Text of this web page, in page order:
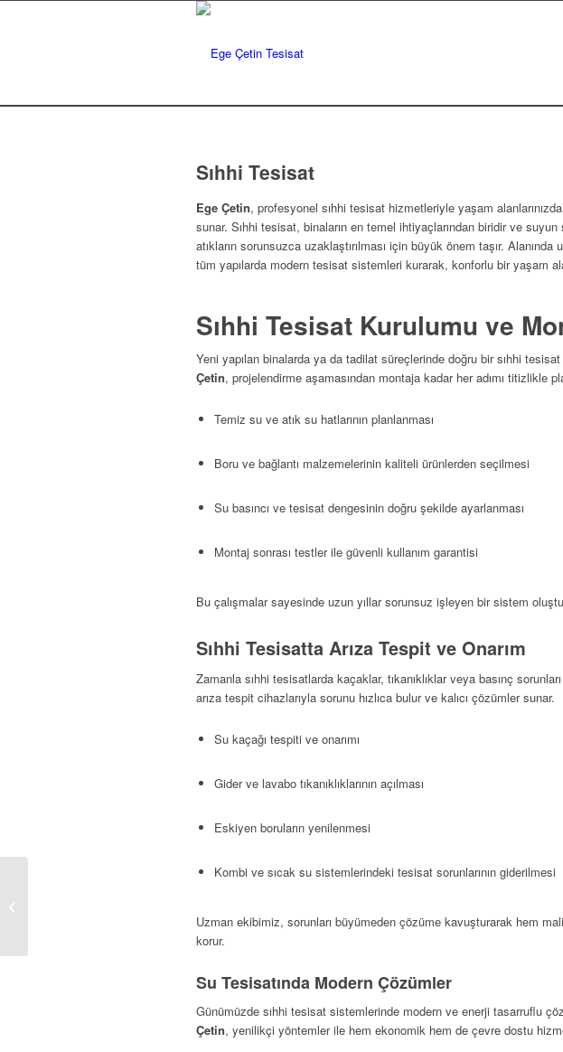
Sıhhi Tesisat
Ege Çetin, profesyonel sıhhi tesisat hizmetleriyle yaşam
sunar. Sıhhi tesisat, binaların en temel ihtiyaçlarından biridir ve suyun
atıkların sorunsuzca uzaklaştırılması için büyük önem taşır.
tüm yapılarda modern tesisat sistemleri kurarak, konforlu bir yaşam
Sıhhi Tesisat Kurulumu ve
Yeni yapılan binalarda ya da tadilat süreçlerinde doğru bir sıhhi
Çetin, projelendirme aşamasından montaja kadar her adımı titizlikle
Temiz su ve atık su hatlarının planlanması
Boru ve bağlantı malzemelerinin kaliteli ürünlerden seçilmesi
Su basıncı ve tesisat dengesinin doğru şekilde ayarlanması
Montaj sonrası testler ile güvenli kullanım garantisi
Bu çalışmalar sayesinde uzun yıllar sorunsuz işleyen bir sistem
Sıhhi Tesisatta Arıza Tespit ve Onarım
Zamanla sıhhi tesisatlarda kaçaklar, tıkanıklıklar veya basınç
arıza tespit cihazlarıyla sorunu hızlıca bulur ve kalıcı çözümler sunar.
Su kaçağı tespiti ve onarımı
Gider ve lavabo tıkanıklıklarının açılması
Eskiyen boruların yenilenmesi
Kombi ve sıcak su sistemlerindeki tesisat sorunlarının giderilmesi
Uzman ekibimiz, sorunları büyümeden çözüme kavuşturarak hem
korur.
Su Tesisatında Modern Çözümler
Günümüzde sıhhi tesisat sistemlerinde modern ve enerji tasarruflu
Çetin, yenilikçi yöntemler ile hem ekonomik hem de çevre dostu